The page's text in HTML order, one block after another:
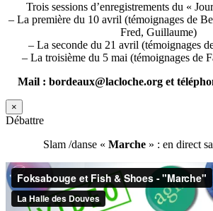
Trois sessions d’enregistrements du «
– La première du 10 avril (témoignages de
Fred, Guillaume)
– La seconde du 21 avril (témoignages
– La troisième du 5 mai (témoignages de
Mail : bordeaux@lacloche.org et
×
Débattre
Slam /danse « Marche » : en direct